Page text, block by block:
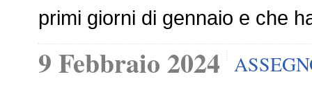
primi giorni di gennaio e che
9 Febbraio 2024